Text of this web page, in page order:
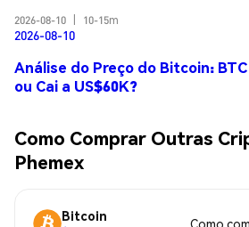
2026-08-10 10-15m
2026-08-10
Análise do Preço do Bitcoin: BTC
ou Cai a US$60K?
Como Comprar Outras
Phemex
Bitcoin
Como